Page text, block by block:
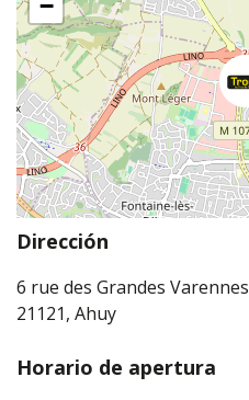
−
Dirección
6 rue des Grandes Varennes
21121, Ahuy
Horario de apertura